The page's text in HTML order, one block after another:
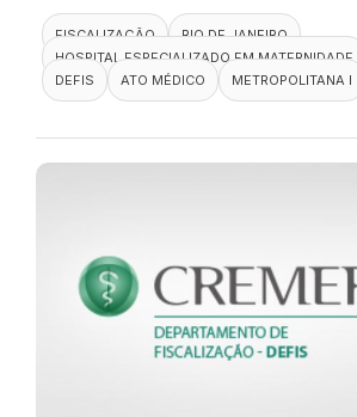
FISCALIZAÇÃO
RIO DE JANEIRO
HOSPITAL ESPECIALIZADO EM MATERNIDADE
DEFIS
ATO MÉDICO METROPOLITANA I